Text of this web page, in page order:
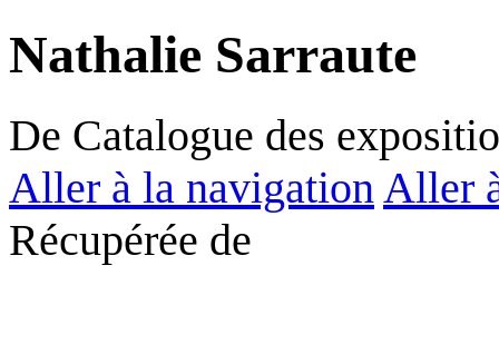
Nathalie Sarraute
De Catalogue des
Aller à la navigation Aller
Récupérée de